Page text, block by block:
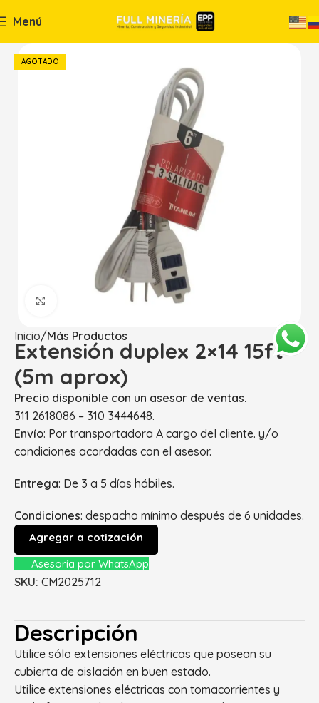
Menú
AGOTADO
Haga Click para agrandar
Inicio Más Productos
Extensión duplex 2×14 15ft
(5m aprox)
Precio disponible con un asesor de ventas.
311 2618086 – 310 3444648.
Envío: Por transportadora A cargo del cliente. y/o
condiciones acordadas con el asesor.
Entrega: De 3 a 5 días hábiles.
Condiciones: despacho mínimo después de 6 unidades.
Agregar a cotización
Asesoría por WhatsApp
SKU: CM2025712
Descripción
Utilice sólo extensiones eléctricas que posean su
cubierta de aislación en buen estado.
Utilice extensiones eléctricas con tomacorrientes y